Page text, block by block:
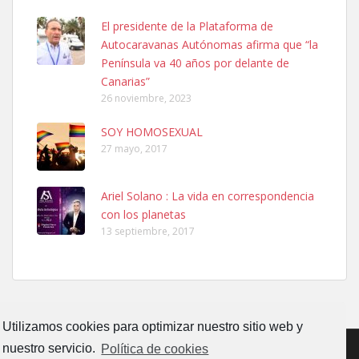
Utilizamos cookies para optimizar nuestro sitio web y
nuestro servicio. Política de cookies
SHIBA PERDIDO AVDA JOSE MESA Y LOPEZ
PERRO MACHO RAZA SHIBA CON MICROCHIP PERDIDO HOY
06/07/2025 ZONA MESA Y LOPEZ. ES MUY ASUSTADIZO
Leales.org » Gran Canaria | 6.7.2025
Ninfa perdida
Leales.org » Gran Canaria | 6.7.2025
El presidente de la Plataforma de
Autocaravanas Autónomas afirma que “la
Península va 40 años por delante de
Canarias”
26 noviembre, 2023
SOY HOMOSEXUAL
27 mayo, 2017
Ariel Solano : La vida en correspondencia
con los planetas
13 septiembre, 2017